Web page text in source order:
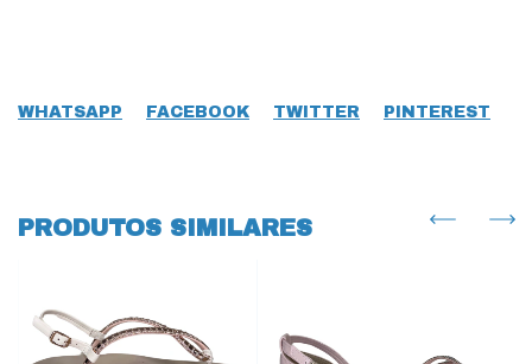
WHATSAPP FACEBOOK TWITTER PINTEREST
PRODUTOS SIMILARES